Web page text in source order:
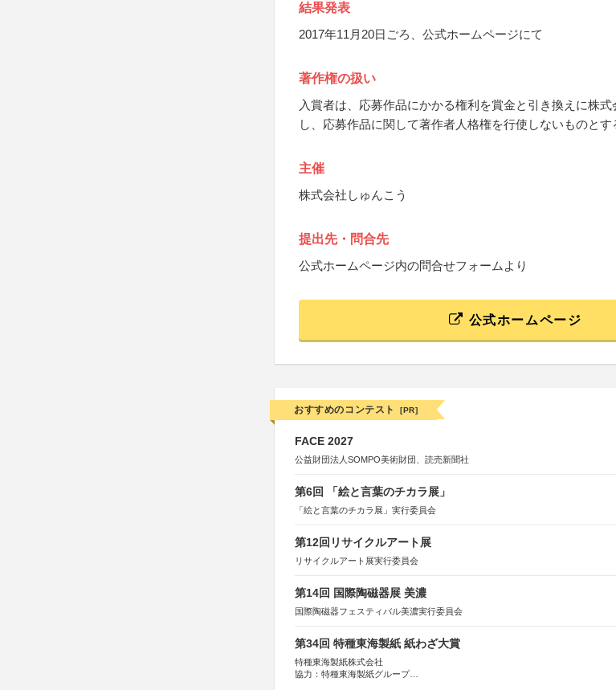
結果発表
2017年11月20日ごろ、公式ホームページにて
著作権の扱い
入賞者は、応募作品にかかる権利を賞金と引き換えに株
し、応募作品に関して著作者人格権を行使しないものとす
主催
株式会社しゅんこう
提出先・問合先
公式ホームページ内の問合せフォームより
公式ホームページ
おすすめのコンテスト [PR]
FACE 2027
公益財団法人SOMPO美術財団、読売新聞社
第6回 「絵と言葉のチカラ展」
「絵と言葉のチカラ展」実行委員会
第12回リサイクルアート展
リサイクルアート展実行委員会
第14回 国際陶磁器展 美濃
国際陶磁器フェスティバル美濃実行委員会
第34回 特種東海製紙 紙わざ大賞
特種東海製紙株式会社
協力：特種東海製紙グループ